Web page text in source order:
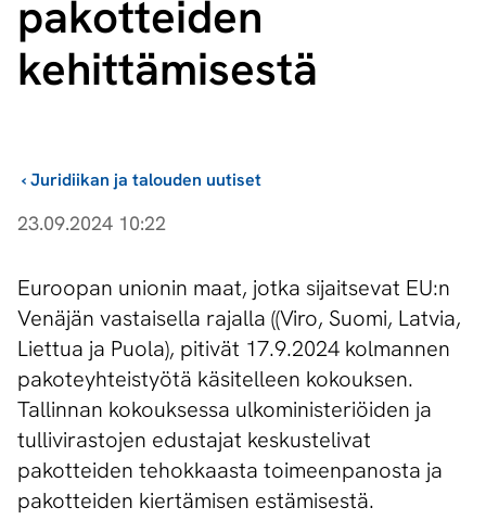
pakotteiden
kehittämisestä
Juridiikan ja talouden uutiset
›
23.09.2024 10:22
Euroopan unionin maat, jotka sijaitsevat EU:n
Venäjän vastaisella rajalla ((Viro, Suomi, Latvia,
Liettua ja Puola), pitivät 17.9.2024 kolmannen
pakoteyhteistyötä käsitelleen kokouksen.
Tallinnan kokouksessa ulkoministeriöiden ja
tullivirastojen edustajat keskustelivat
pakotteiden tehokkaasta toimeenpanosta ja
pakotteiden kiertämisen estämisestä.